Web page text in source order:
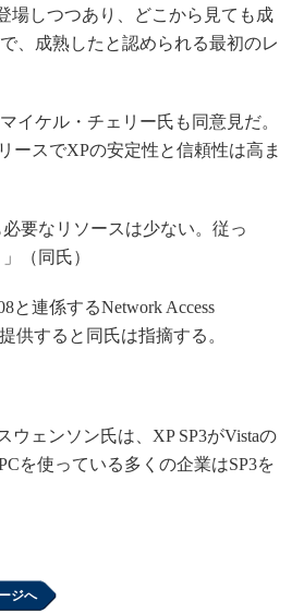
場しつつあり、どこから見ても成
、成熟したと認められる最初のレ
イケル・チェリー氏も同意見だ。
ースでXPの安定性と信頼性は高ま
要なリソースは少ない。従っ
（同氏）
と連係するNetwork Access
供すると同氏は指摘する。
ェンソン氏は、XP SP3がVistaの
を使っている多くの企業はSP3を
ジへ